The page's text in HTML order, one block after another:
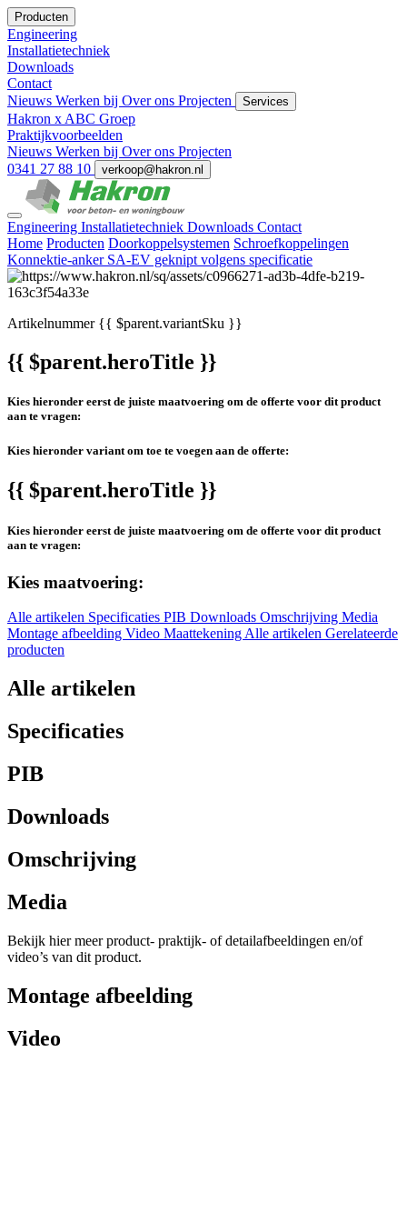
Producten
Engineering
Installatietechniek
Downloads
Contact
Nieuws Werken bij Over ons Projecten Services
Hakron x ABC Groep
Praktijkvoorbeelden
Nieuws Werken bij Over ons Projecten
0341 27 88 10
verkoop@hakron.nl
Engineering Installatietechniek Downloads Contact
Home Producten Doorkoppelsystemen Schroefkoppelingen
Konnektie-anker SA-EV geknipt volgens specificatie
Artikelnummer{{ $parent.variantSku }}
{{ $parent.heroTitle }}
Kies hieronder eerst de juiste maatvoering om de offerte voor dit product
aan te vragen:
Kies hieronder variant om toe te voegen aan de offerte:
{{ $parent.heroTitle }}
Kies hieronder eerst de juiste maatvoering om de offerte voor dit product
aan te vragen:
Kies maatvoering:
Alle artikelen Specificaties PIB Downloads Omschrijving Media
Montage afbeelding Video MaattekeningAlle artikelen Gerelateerde
producten
Alle artikelen
Specificaties
PIB
Downloads
Omschrijving
Media
Bekijk hier meer product- praktijk- of detailafbeeldingen en/of
video’s van dit product.
Montage afbeelding
Video